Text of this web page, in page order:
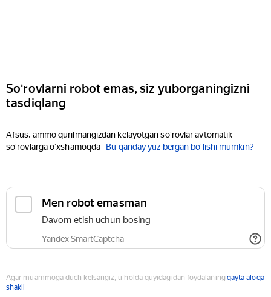
Soʻrovlarni robot emas, siz yuborganingizni
tasdiqlang
Afsus, ammo qurilmangizdan kelayotgan soʻrovlar avtomatik
soʻrovlarga oʻxshamoqda
Bu qanday yuz bergan boʻlishi mumkin?
Men robot emasman
Davom etish uchun bosing
Yandex SmartCaptcha
Agar muammoga duch kelsangiz, u holda quyidagidan foydalaning qayta aloqa
shakli